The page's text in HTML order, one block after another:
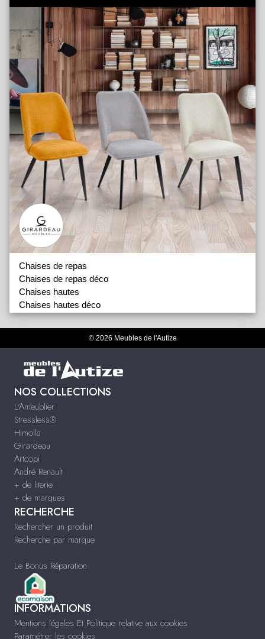
Chaises de repas
Chaises de repas déco
Chaises hautes
Chaises hautes déco
Tables de repas
Tables de repas déco
© 2026 Meubles de l'Autize
NOS COLLECTIONS
L'Ameublier
Stressless®
Himolla
Girardeau
Artcopi
André Renault
+ de literie
+ de marques
RECHERCHE
Rechercher un produit
Recherche par marque
Le Bonus Réparation
INFORMATIONS
Mentions légales Et Politique relative aux cookies
Paramétrer les cookies